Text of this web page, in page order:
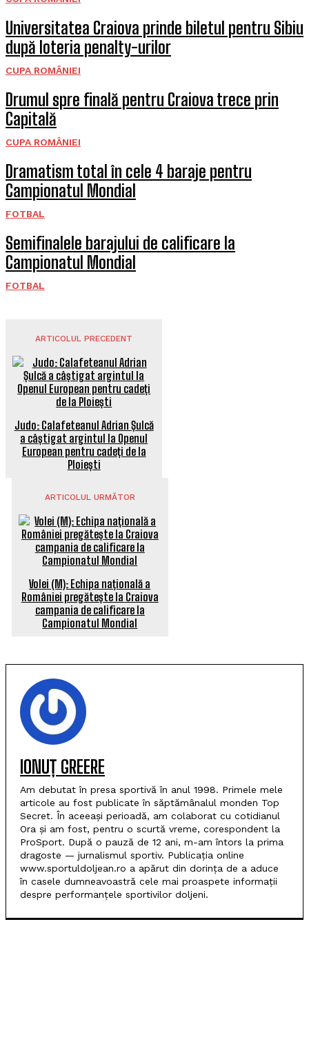
Universitatea Craiova prinde biletul pentru Sibiu
după loteria penalty-urilor
CUPA ROMÂNIEI
Drumul spre finală pentru Craiova trece prin
Capitală
CUPA ROMÂNIEI
Dramatism total în cele 4 baraje pentru
Campionatul Mondial
FOTBAL
Semifinalele barajului de calificare la
Campionatul Mondial
FOTBAL
ARTICOLUL PRECEDENT
Judo: Calafeteanul Adrian Șulcă
a câștigat argintul la Openul
European pentru cadeți de la
Ploiești
ARTICOLUL URMĂTOR
Volei (M): Echipa națională a
României pregătește la Craiova
campania de calificare la
Campionatul Mondial
IONUȚ GREERE
Am debutat în presa sportivă în anul 1998. Primele mele
articole au fost publicate în săptămânalul monden Top
Secret. În aceeași perioadă, am colaborat cu cotidianul
Ora și am fost, pentru o scurtă vreme, corespondent la
ProSport. După o pauză de 12 ani, m-am întors la prima
dragoste — jurnalismul sportiv. Publicația online
www.sportuldoljean.ro a apărut din dorința de a aduce
în casele dumneavoastră cele mai proaspete informații
despre performanțele sportivilor doljeni.